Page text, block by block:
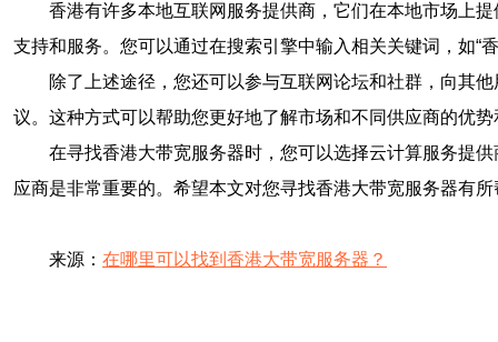
香港有许多本地互联网服务提供商，它们在本地市场上
支持和服务。您可以通过在搜索引擎中输入相关关键词，如“
除了上述途径，您还可以参与互联网论坛和社群，向其
议。这种方式可以帮助您更好地了解市场和不同供应商的优势
在寻找香港大带宽服务器时，您可以选择云计算服务提
应商是非常重要的。希望本文对您寻找香港大带宽服务器有所
来源： 在哪里可以找到香港大带宽服务器？